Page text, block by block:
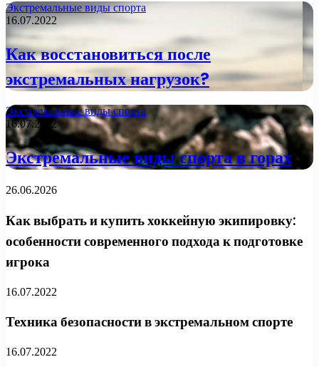
Экстремальные виды спорта
16.07.2022
Как восстановиться после
экстремальных нагрузок?
Экстремальные виды спорта
16.07.2022
Экстремальные виды спорта в горах
26.06.2026
Как выбрать и купить хоккейную экипировку:
особенности современного подхода к подготовке
игрока
16.07.2022
Техника безопасности в экстремальном спорте
16.07.2022